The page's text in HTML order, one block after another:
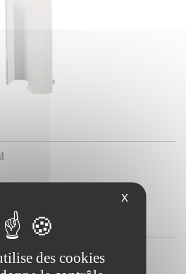
X
des cookies